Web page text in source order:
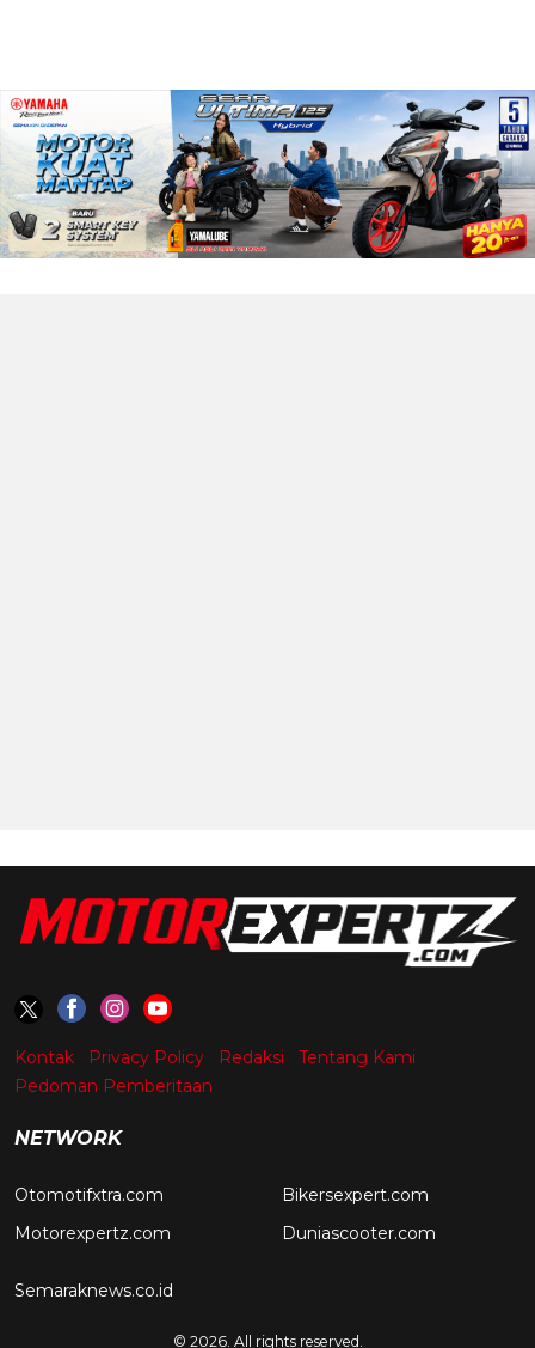
Kontak Privacy Policy Redaksi
Tentang Kami
Pedoman Pemberitaan
NETWORK
Otomotifxtra.com
Motorexpertz.com
Bikersexpert.com
Duniascooter.com
Semaraknews.co.id
© 2026. All rights reserved.